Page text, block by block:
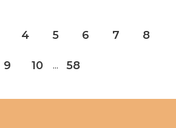
4 5 6 7 8
9 10 ... 58